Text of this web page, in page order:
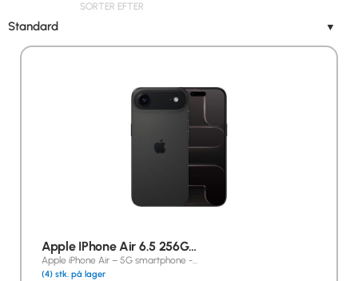
SORTER EFTER
Standard ▼
Apple IPhone Air 6.5 256G…
Apple iPhone Air – 5G smartphone -…
(4) stk. på lager